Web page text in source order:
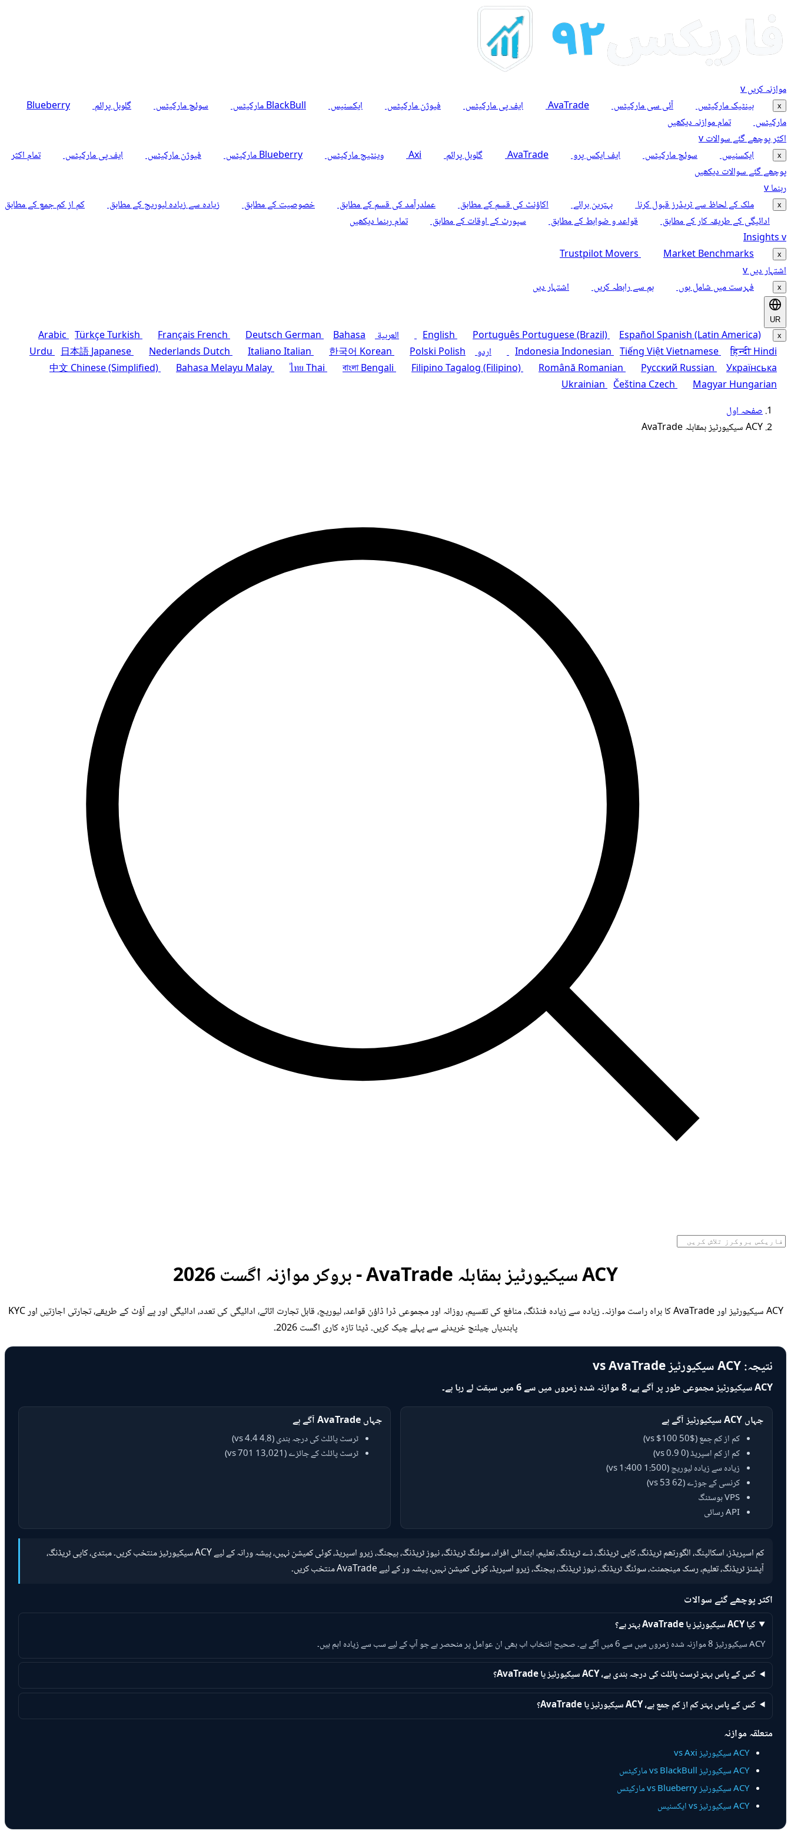
موازنہ کریںv
x ہینٹیک مارکیٹس آئی سی مارکیٹس AvaTrade ایف پی مارکیٹس فیوژن مارکیٹس ایکسنیس BlackBull مارکیٹس سوئچ مارکیٹس گلوبل پرائم
Blueberry
مارکیٹس
تمام موازنہ دیکھیں
اکثر پوچھے گئے سوالاتv
x ایکسنیس سوئچ مارکیٹس ایف ایکس پرو AvaTrade گلوبل پرائم Axi وینٹیج مارکیٹس Blueberry مارکیٹس فیوژن مارکیٹس ایف پی مارکیٹس
تمام اکثر
پوچھے گئے سوالات دیکھیں
رہنماv
x ملک کے لحاظ سے ٹریڈرز قبول کرنا بہترین برائے اکاؤنٹ کی قسم کے مطابق عملدرآمد کی قسم کے مطابق خصوصیت کے مطابق زیادہ سے زیادہ لیوریج کے مطابق
کم از کم جمع کے مطابق
ادائیگی کے طریقہ کار کے مطابق
قواعد و ضوابط کے مطابق سپورٹ کے اوقات کے مطابق
تمام رہنما دیکھیں
Insightsv
x
Trustpilot Movers
Market Benchmarks
اشتہار دیںv
x فہرست میں شامل ہوں ہم سے رابطہ کریں اشتہار دیں
UR
x
English PortuguêsPortuguese (Brazil) EspañolSpanish (Latin America) العربية Arabic TürkçeTurkish FrançaisFrench DeutschGerman
Bahasa
IndonesiaIndonesian Tiếng ViệtVietnamese हिन्दीHindi اردو Urdu 日本語Japanese NederlandsDutch ItalianoItalian 한국어Korean PolskiPolish
中文Chinese (Simplified) Bahasa MelayuMalay ไทยThai বাংলাBengali FilipinoTagalog (Filipino) RomânăRomanian РусскийRussian
Українська
Ukrainian ČeštinaCzech MagyarHungarian
صفحہ اول
ACY سیکیورٹیز بمقابلہ AvaTrade
ACY سیکیورٹیز بمقابلہ AvaTrade - بروکر موازنہ اگست 2026
ACY سیکیورٹیز اور AvaTrade کا براہ راست موازنہ۔ زیادہ سے زیادہ فنڈنگ، منافع کی تقسیم، روزانہ اور مجموعی ڈرا ڈاؤن قواعد، لیوریج، قابل تجارت اثاثے، ادائیگی کی تعدد، ادائیگی اور پے آؤٹ کے طریقے، تجارتی اجازتیں اور KYC
پابندیاں چیلنج خریدنے سے پہلے چیک کریں۔ ڈیٹا تازہ کاری اگست 2026۔
نتیجہ: ACY سیکیورٹیز vs AvaTrade
ACY سیکیورٹیز مجموعی طور پر آگے ہے، 8 موازنہ شدہ زمروں میں سے 6 میں سبقت لے رہا ہے۔
جہاں ACY سیکیورٹیز آگے ہے
کم از کم جمع ($50 vs $100)
کم از کم اسپریڈ (0 vs 0.9)
زیادہ سے زیادہ لیوریج (1:500 vs 1:400)
کرنسی کے جوڑے (62 vs 53)
VPS ہوسٹنگ
API رسائی
جہاں AvaTrade آگے ہے
ٹرسٹ پائلٹ کی درجہ بندی (4.8 vs 4.4)
ٹرسٹ پائلٹ کے جائزے (13,021 vs 701)
کم اسپریڈز، اسکالپنگ، الگورتھم ٹریڈنگ، کاپی ٹریڈنگ، ڈے ٹریڈنگ، تعلیم، ابتدائی افراد، سوئنگ ٹریڈنگ، نیوز ٹریڈنگ، ہیجنگ، زیرو اسپریڈ، کوئی کمیشن نہیں، پیشہ ورانہ کے لیے ACY سیکیورٹیز منتخب کریں۔ مبتدی، کاپی ٹریڈنگ،
آپشنز ٹریڈنگ، تعلیم، رسک مینجمنٹ، سوئنگ ٹریڈنگ، نیوز ٹریڈنگ، ہیجنگ، زیرو اسپریڈ، کوئی کمیشن نہیں، پیشہ ور کے لیے AvaTrade منتخب کریں۔
اکثر پوچھے گئے سوالات
کیا ACY سیکیورٹیز یا AvaTrade بہتر ہے؟
ACY سیکیورٹیز 8 موازنہ شدہ زمروں میں سے 6 میں آگے ہے۔ صحیح انتخاب اب بھی ان عوامل پر منحصر ہے جو آپ کے لیے سب سے زیادہ اہم ہیں۔
کس کے پاس بہتر ٹرسٹ پائلٹ کی درجہ بندی ہے، ACY سیکیورٹیز یا AvaTrade؟
کس کے پاس بہتر کم از کم جمع ہے، ACY سیکیورٹیز یا AvaTrade؟
متعلقہ موازنہ
ACY سیکیورٹیز vs Axi
ACY سیکیورٹیز vs BlackBull مارکیٹس
ACY سیکیورٹیز vs Blueberry مارکیٹس
ACY سیکیورٹیز vs ایکسنیس